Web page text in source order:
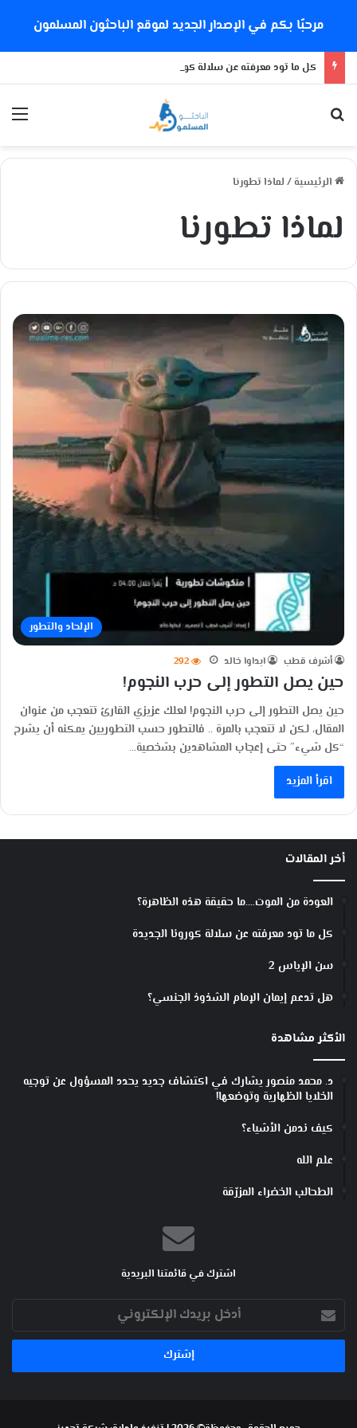
مرحبًا بكم في الإصدار الجديد لموقع الباحثون المسلمون
كل ما تود معرفته عن سلالة كورونا الجديدة
الرئيسية / لماذا تطورنا
لماذا تطورنا
الإلحاد والتطور
أشرف قطب ابداوا خالد 292
حين يصل التطور إلى حرب النجوم!
حين يصل التطور إلى حرب النجوم! لعلك عزيزي القارئ تتعجب من عنوان
المقال، لكن لا تتعجب بالمرة .. فالتطور حسب التطوريين يمكنه أن يشرح
“كل شيء” حتى إعجاب المشاهدين بشخصية…
اقرأ المزيد
أخر المقالات
العودة من الموت….ما حقيقة هذه الظاهرة؟
كل ما تود معرفته عن سلالة كورونا الجديدة
سن الإياس 2
هل تدعم إيمان الإمام الشذوذ الجنسي؟
الأكثر مشاهدة
د. محمد منصور يشارك في اكتشاف جديد يحدد المسؤول عن توجيه
الخلايا الظهارية وتوضعها!
كيف ندمن الأشياء؟
علم الله
الطحالب الخضراء المزرّقة
اشترك في قائمتنا البريدية
أدخل
بريدك
الإلكتروني